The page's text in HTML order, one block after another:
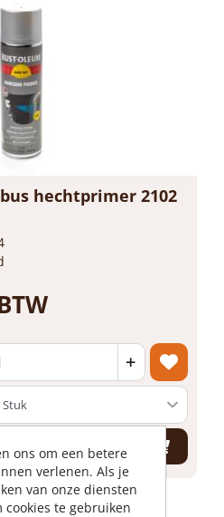
hechtprimer 2102
+
ons om een betere
verlenen. Als je
van onze diensten
cookies te gebruiken